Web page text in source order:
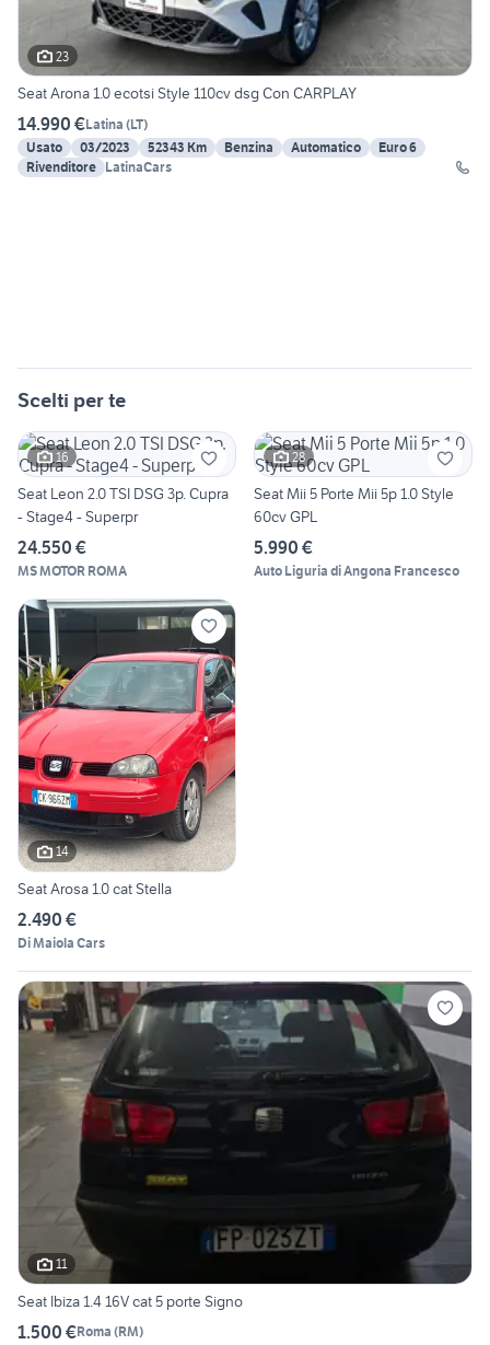
23
Seat Arona 1.0 ecotsi Style 110cv dsg Con CARPLAY
14.990 €Latina (LT)
Usato
03/2023 52343 Km Benzina Automatico
Euro 6
Rivenditore LatinaCars
Scelti per te
16
Seat Leon 2.0 TSI DSG 3p. Cupra
- Stage4 - Superpr
24.550 €
MS MOTOR ROMA
28
Seat Mii 5 Porte Mii 5p 1.0 Style
60cv GPL
5.990 €
Auto Liguria di Angona Francesco
14
Seat Arosa 1.0 cat Stella
2.490 €
Di Maiola Cars
11
Seat Ibiza 1.4 16V cat 5 porte Signo
1.500 €Roma (RM)